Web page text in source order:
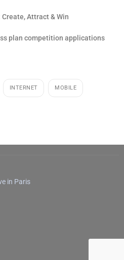
Attract & Win
plan competition applications
INTERNET MOBILE
in Paris